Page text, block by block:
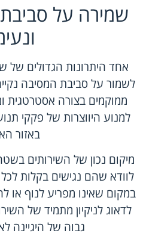
שמירה על
אחד היתרונות הגדולים של
לשמור על סביבת המסיבה
ממוקמים בצורה אסטרטגית
למנוע היווצרות של פקקי
באזור
מיקום נכון של השירותים
לוודא שהם נגישים בקלות
במקום שאינו מפריע לנוף או
לדאוג לניקיון מתמיד של
גבוה של היגיינה